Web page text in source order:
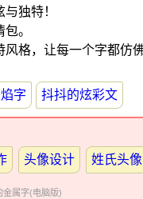
独特！
。
格，让每一个字都仿
字 抖抖的炫彩文
头像设计 姓氏头像
金属字(电脑版)